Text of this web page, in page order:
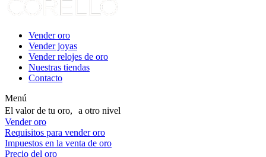
Vender oro
Vender joyas
Vender relojes de oro
Nuestras tiendas
Contacto
Menú
El valor de tu oro, a otro nivel
Vender oro
Requisitos para vender oro
Impuestos en la venta de oro
Precio del oro